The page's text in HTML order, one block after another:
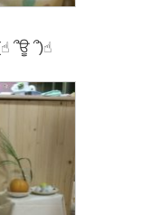
☝︎ ՞ਊ ՞)☝︎